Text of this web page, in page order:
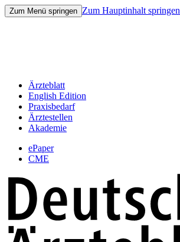
Zum Menü springen Zum Hauptinhalt springen
Ärzteblatt
English Edition
Praxisbedarf
Ärztestellen
Akademie
ePaper
CME